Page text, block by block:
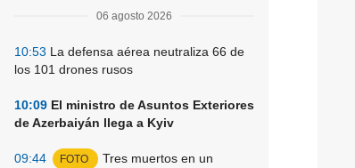
06 agosto 2026
10:53 La defensa aérea neutraliza 66 de
los 101 drones rusos
10:09 El ministro de Asuntos Exteriores
de Azerbaiyán llega a Kyiv
09:44 FOTO
Tres muertos en un